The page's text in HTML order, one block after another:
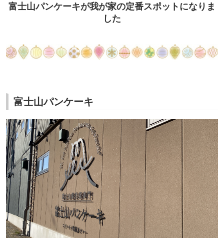
富士山パンケーキが我が家の定番スポットになりま
した
富士山パンケーキ